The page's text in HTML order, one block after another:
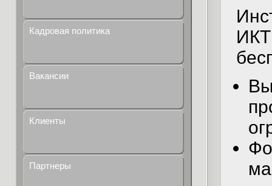
Кадровая политика
Вакансии
Клиенты
Партнеры
ИКТ